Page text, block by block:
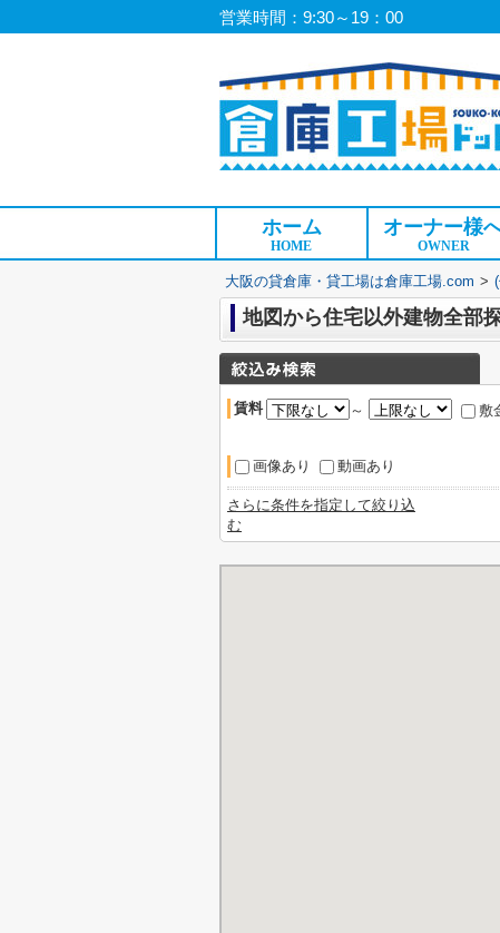
営業時間：9:30～19：00
ホーム
HOME
オーナー様
OWNER
大阪の貸倉庫・貸工場は倉庫工場.com >
地図から住宅以外建物全部
賃料 ～ 敷
画像あり
動画あり
さらに条件を指定して絞り込
む